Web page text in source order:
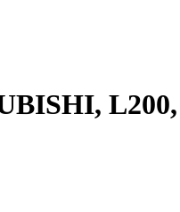
L200,